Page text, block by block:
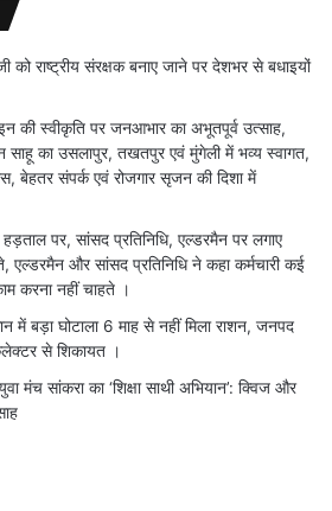
को राष्ट्रीय संरक्षक बनाए जाने पर देशभर से बधाइयों
की स्वीकृति पर जनआभार का अभूतपूर्व उत्साह,
साहू का उसलापुर, तखतपुर एवं मुंगेली में भव्य स्वागत,
बेहतर संपर्क एवं रोजगार सृजन की दिशा में
हड़ताल पर, सांसद प्रतिनिधि, एल्डरमैन पर लगाए
एल्डरमैन और सांसद प्रतिनिधि ने कहा कर्मचारी कई
करना नहीं चाहते ।
में बड़ा घोटाला 6 माह से नहीं मिला राशन, जनपद
से शिकायत ।
मंच सांकरा का ‘शिक्षा साथी अभियान’: क्विज और